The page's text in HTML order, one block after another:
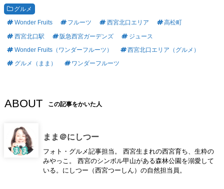
グルメ
Wonder Fruits
フルーツ 西宮北口エリア
高松町
西宮北口駅
阪急西宮ガーデンズ
ジュース
Wonder Fruits（ワンダーフルーツ）
西宮北口エリア（グルメ）
グルメ（まま）
ワンダーフルーツ
ABOUT この記事をかいた人
まま＠にしつー
フォト・グルメ記事担当。 西宮生まれの西宮育ち、生粋の
みやっこ。 西宮のシンボル甲山がある森林公園を溺愛して
いる。にしつー（西宮つーしん）の自然担当員。